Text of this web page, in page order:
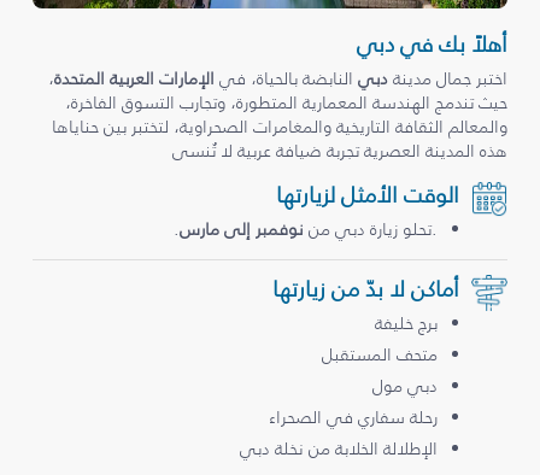
أهلاً بك في دبي
اختبر جمال مدينةدبيالنابضة بالحياة، في الإمارات العربية المتحدة،
حيث تندمج الهندسة المعمارية المتطورة، وتجارب التسوق الفاخرة،
والمعالم الثقافة التاريخية والمغامرات الصحراوية، لتختبر بين حناياها
هذه المدينة العصرية تجربة ضيافة عربية لا تُنسى
الوقت الأمثل لزيارتها
.تحلو زيارة دبي من نوفمبر إلى مارس.
أماكن لا بدّ من زيارتها
برج خليفة
متحف المستقبل
دبي مول
رحلة سفاري في الصحراء
الإطلالة الخلابة من نخلة دبي